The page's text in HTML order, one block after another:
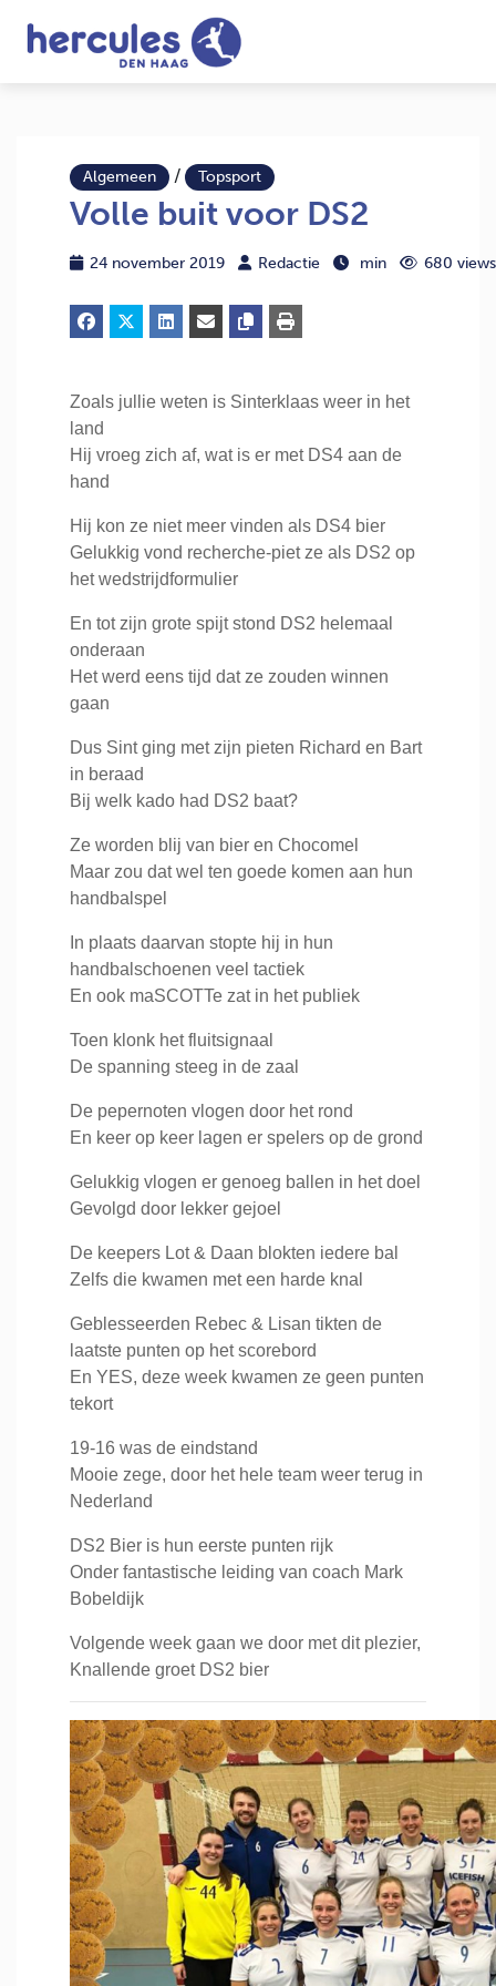
Algemeen / Topsport
Volle buit voor DS2
24 november 2019 Redactie min 680 views
Zoals jullie weten is Sinterklaas weer in het
land
Hij vroeg zich af, wat is er met DS4 aan de
hand
Hij kon ze niet meer vinden als DS4 bier
Gelukkig vond recherche-piet ze als DS2 op
het wedstrijdformulier
En tot zijn grote spijt stond DS2 helemaal
onderaan
Het werd eens tijd dat ze zouden winnen
gaan
Dus Sint ging met zijn pieten Richard en Bart
in beraad
Bij welk kado had DS2 baat?
Ze worden blij van bier en Chocomel
Maar zou dat wel ten goede komen aan hun
handbalspel
In plaats daarvan stopte hij in hun
handbalschoenen veel tactiek
En ook maSCOTTe zat in het publiek
Toen klonk het fluitsignaal
De spanning steeg in de zaal
De pepernoten vlogen door het rond
En keer op keer lagen er spelers op de grond
Gelukkig vlogen er genoeg ballen in het doel
Gevolgd door lekker gejoel
De keepers Lot & Daan blokten iedere bal
Zelfs die kwamen met een harde knal
Geblesseerden Rebec & Lisan tikten de
laatste punten op het scorebord
En YES, deze week kwamen ze geen punten
tekort
19-16 was de eindstand
Mooie zege, door het hele team weer terug in
Nederland
DS2 Bier is hun eerste punten rijk
Onder fantastische leiding van coach Mark
Bobeldijk
Volgende week gaan we door met dit plezier,
Knallende groet DS2 bier